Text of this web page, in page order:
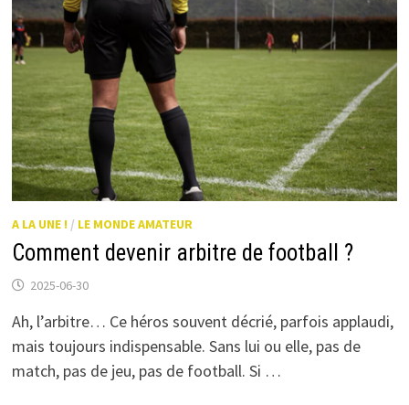
A LA UNE ! / LE MONDE AMATEUR
Comment devenir arbitre de football ?
2025-06-30
Ah, l’arbitre… Ce héros souvent décrié, parfois applaudi,
mais toujours indispensable. Sans lui ou elle, pas de
match, pas de jeu, pas de football. Si …